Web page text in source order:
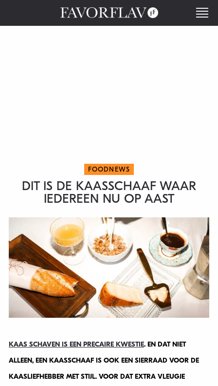
FOODNEWS
DIT IS DE KAASSCHAAF WAAR
IEDEREEN NU OP AAST
KAAS SCHAVEN IS EEN PRECAIRE KWESTIE. EN DAT NIET
ALLEEN, EEN KAASSCHAAF IS OOK EEN SIERRAAD VOOR DE
KAASLIEFHEBBER MET STIJL. VOOR DAT EXTRA VLEUGJE